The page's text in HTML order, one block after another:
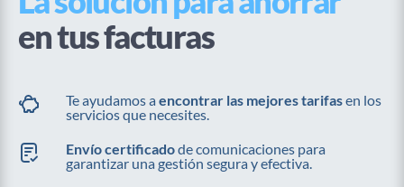
en tus facturas
Te ayudamos aencontrar las mejores tarifasen los
servicios que necesites.
Envío certificadode comunicaciones para
garantizar una gestión segura y efectiva.